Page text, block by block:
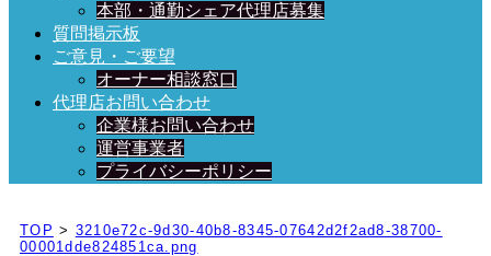
本部・通勤シェア代理店募集
質問掲示板
ご意見・ご要望
オーナー相談窓口
代理店お問い合わせ
企業様お問い合わせ
運営事業者
プライバシーポリシー
TOP > 3210e72c-9d30-40b8-8345-07642d2f2ad8-38700-
00001dde824851ca.png